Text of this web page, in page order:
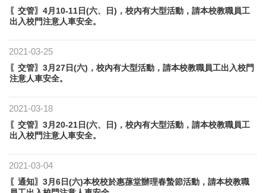
〖交管〗4月10-11日(六、日)，校內有大型活動，請本校教職員工
出入校門注意人車安全。
2021-03-25
〖交管〗3月27日(六)，校內有大型活動，請本校教職員工出入校門
注意人車安全。
2021-03-18
〖交管〗3月20-21日(六、日)，校內有大型活動，請本校教職員工
出入校門注意人車安全。
2021-03-04
〖通知〗3月6日(六)本校校於惠蓀堂辦理春蟄節活動，請本校教職